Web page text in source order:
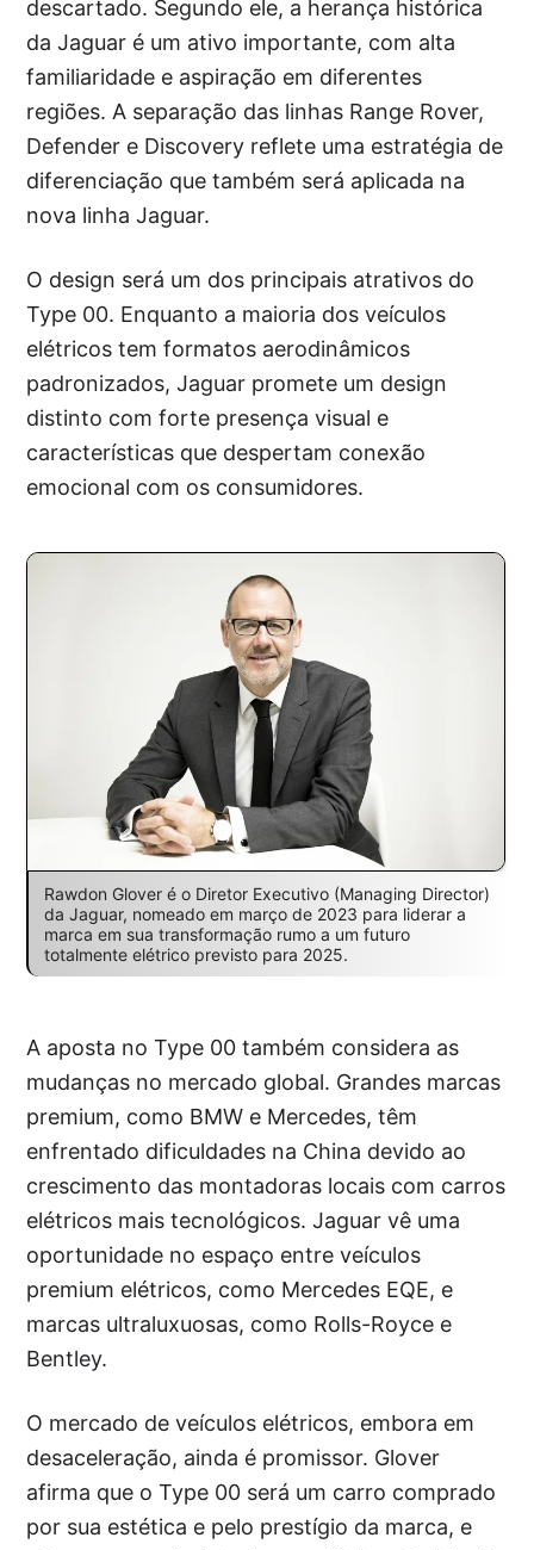
descartado. Segundo ele, a herança histórica
da Jaguar é um ativo importante, com alta
familiaridade e aspiração em diferentes
regiões. A separação das linhas Range Rover,
Defender e Discovery reflete uma estratégia de
diferenciação que também será aplicada na
nova linha Jaguar.
O design será um dos principais atrativos do
Type 00. Enquanto a maioria dos veículos
elétricos tem formatos aerodinâmicos
padronizados, Jaguar promete um design
distinto com forte presença visual e
características que despertam conexão
emocional com os consumidores.
Rawdon Glover é o Diretor Executivo (Managing Director)
da Jaguar, nomeado em março de 2023 para liderar a
marca em sua transformação rumo a um futuro
totalmente elétrico previsto para 2025.
A aposta no Type 00 também considera as
mudanças no mercado global. Grandes marcas
premium, como BMW e Mercedes, têm
enfrentado dificuldades na China devido ao
crescimento das montadoras locais com carros
elétricos mais tecnológicos. Jaguar vê uma
oportunidade no espaço entre veículos
premium elétricos, como Mercedes EQE, e
marcas ultraluxuosas, como Rolls-Royce e
Bentley.
O mercado de veículos elétricos, embora em
desaceleração, ainda é promissor. Glover
afirma que o Type 00 será um carro comprado
por sua estética e pelo prestígio da marca, e